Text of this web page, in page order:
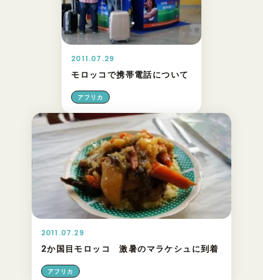
2011.07.29
モロッコで携帯電話について
アフリカ
2011.07.29
2か国目モロッコ 激暑のマラケシュに到着
アフリカ